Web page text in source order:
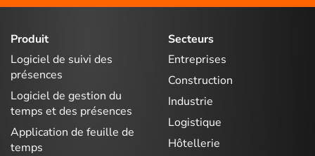
Produit
Logiciel de suivi des
présences
Logiciel de gestion du
temps et des présences
Application de feuille de
temps
Secteurs
Entreprises
Construction
Industrie
Logistique
Hôtellerie